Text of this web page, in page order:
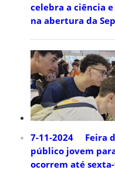
celebra a ciência
na abertura da
7-11-2024 Feira
público jovem
ocorrem até